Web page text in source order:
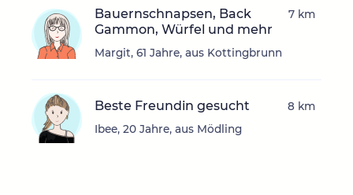
Bauernschnapsen, Back
Gammon, Würfel und mehr
Margit, 61 Jahre, aus Kottingbrunn
7 km
Beste Freundin gesucht
Ibee, 20 Jahre, aus Mödling
8 km